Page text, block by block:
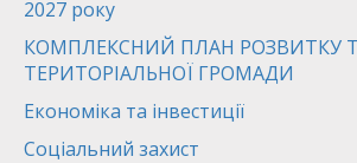
2027 року
КОМПЛЕКСНИЙ ПЛАН РОЗВИТКУ
ТЕРИТОРІАЛЬНОЇ ГРОМАДИ
Економіка та інвестиції
Соціальний захист